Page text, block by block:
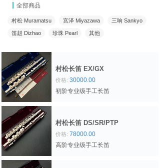
全部商品
村松 Muramatsu 宫泽 Miyazawa 三响 Sankyo
笛赵 Dizhao 珍珠 Pearl 其他
村松长笛 EX/GX
价格: 30000.00
初阶专业级手工长笛
村松长笛 DS/SR/PTP
价格: 78000.00
高阶专业级手工长笛